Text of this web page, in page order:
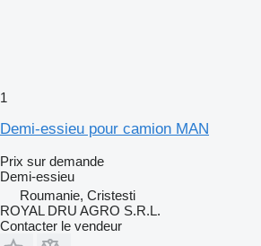
1
Demi-essieu pour camion MAN
Prix sur demande
Demi-essieu
Roumanie, Cristesti
ROYAL DRU AGRO S.R.L.
Contacter le vendeur